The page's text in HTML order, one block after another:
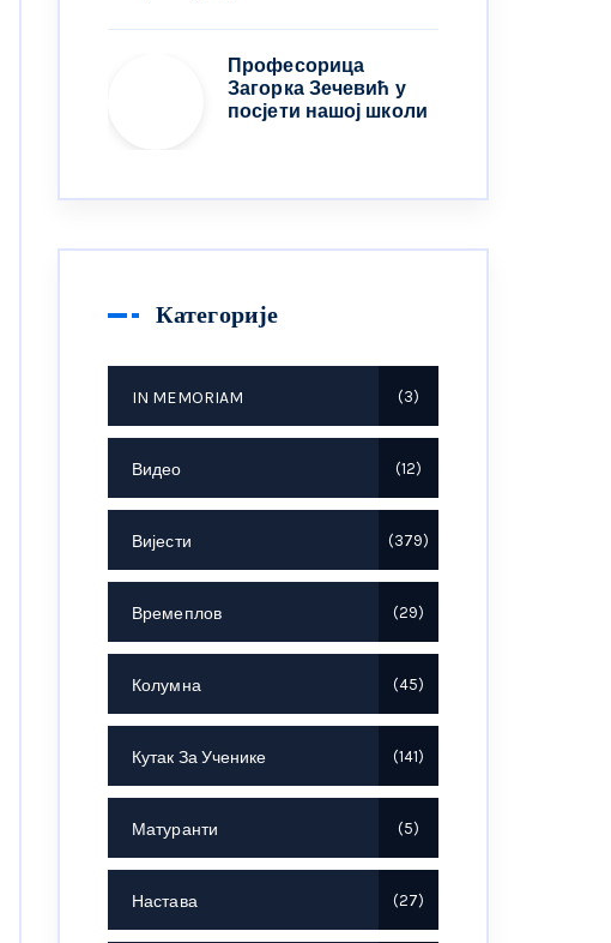
Професорица
Загорка Зечевић у
посјети нашој школи
Категорије
IN MEMORIAM 3
Видео 12
Вијести 379
Времеплов 29
Колумна 45
Кутак За Ученике 141
Матуранти 5
Настава 27